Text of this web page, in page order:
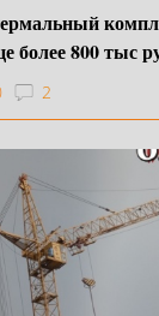
более 800 тыс
2